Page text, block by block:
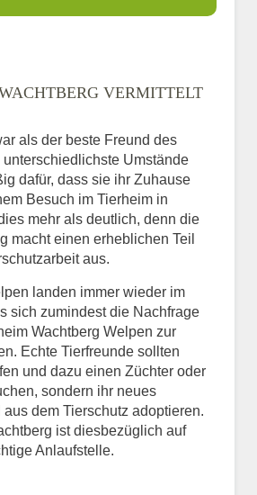
*
über das
Tiers*
VERMITTELT
als der beste Freund des
unterschiedlichste Umstände
dafür, dass sie ihr Zuhause
Besuch im Tierheim in
mehr als deutlich, denn die
macht einen erheblichen Teil
aus.
landen immer wieder im
sich zumindest die Nachfrage
Wachtberg Welpen zur
Echte Tierfreunde sollten
und dazu einen Züchter oder
sondern ihr neues
dem Tierschutz adoptieren.
ist diesbezüglich auf
Anlaufstelle.